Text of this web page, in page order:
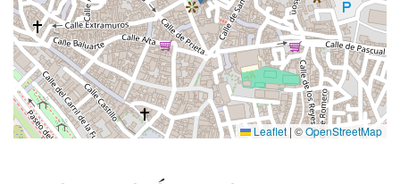
Leaflet | ©OpenStreetMap